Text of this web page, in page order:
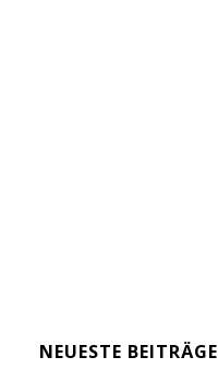
NEUESTE BEITRÄGE